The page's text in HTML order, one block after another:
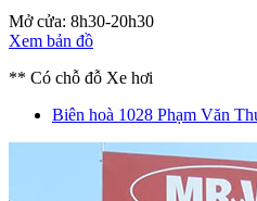
Mở cửa: 8h30-20h30
Xem bản đồ
** Có chỗ đỗ Xe hơi
Biên hoà 1028 Phạm Văn